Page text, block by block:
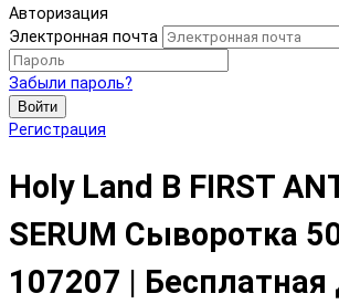
Авторизация
Электронная почта
Забыли пароль?
Войти
Регистрация
Holy Land B FIRST
SERUM Сыворотка
107207 | Бесплатная